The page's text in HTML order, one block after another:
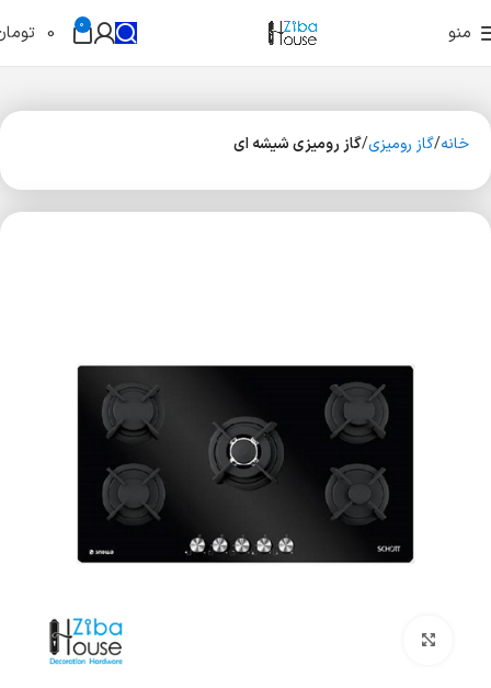
منو 0
0
خانه گاز رومیزی گاز رومیزی شیشه ای